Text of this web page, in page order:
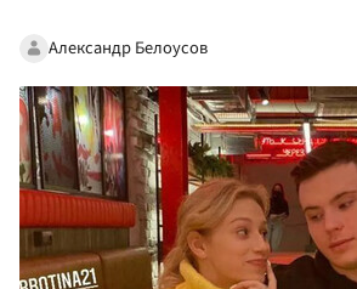
Александр Белоусов